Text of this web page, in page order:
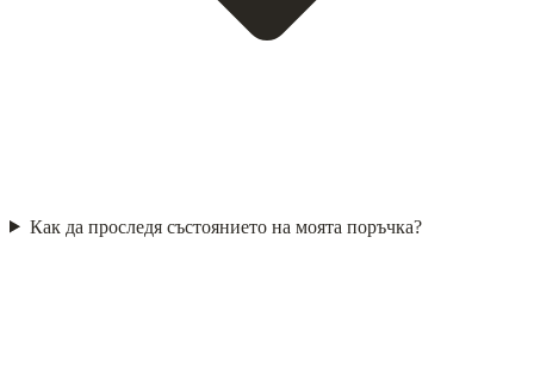
Как да проследя състоянието на моята поръчка?